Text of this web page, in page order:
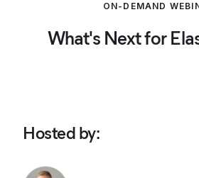
ON-DEMAND
What's Next for
Hosted by: